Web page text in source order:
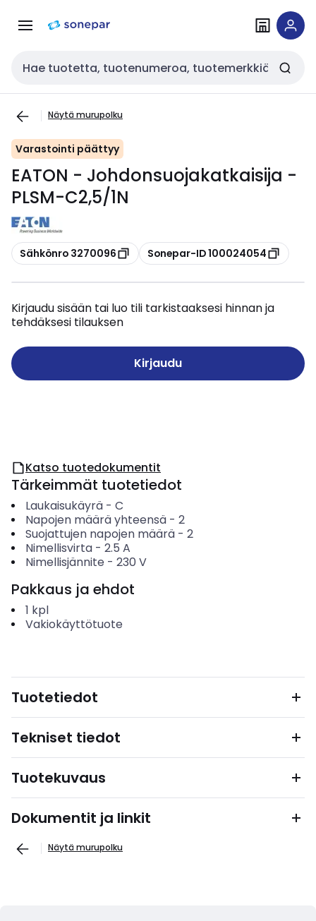
navigointiinsisältöön
Haku
Näytä murupolku
Varastointi päättyy
EATON - Johdonsuojakatkaisija -
PLSM-C2,5/1N
Kopioi
Sähkönro 3270096 Kopioi
Sonepar-ID 100024054
Kirjaudu sisään tai luo tili tarkistaaksesi hinnan ja
tehdäksesi tilauksen
Kirjaudu
Katso tuotedokumentit
Tärkeimmät tuotetiedot
Laukaisukäyrä- C
Napojen määrä yhteensä- 2
Suojattujen napojen määrä- 2
Nimellisvirta- 2.5 A
Nimellisjännite - 230 V
Pakkaus ja ehdot
1 kpl
Vakiokäyttötuote
Tuotetiedot
Tekniset tiedot
Tuotekuvaus
Dokumentit ja linkit
Näytä murupolku